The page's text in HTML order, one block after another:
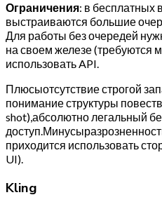
Ограничения: в бесплатных
выстраиваются большие
Для работы без очередей
на своем железе (требуются
использовать API.
Плюсыотсутствие строгой
понимание структуры
shot),абсолютно легальный
приходится использовать
UI).
Kling